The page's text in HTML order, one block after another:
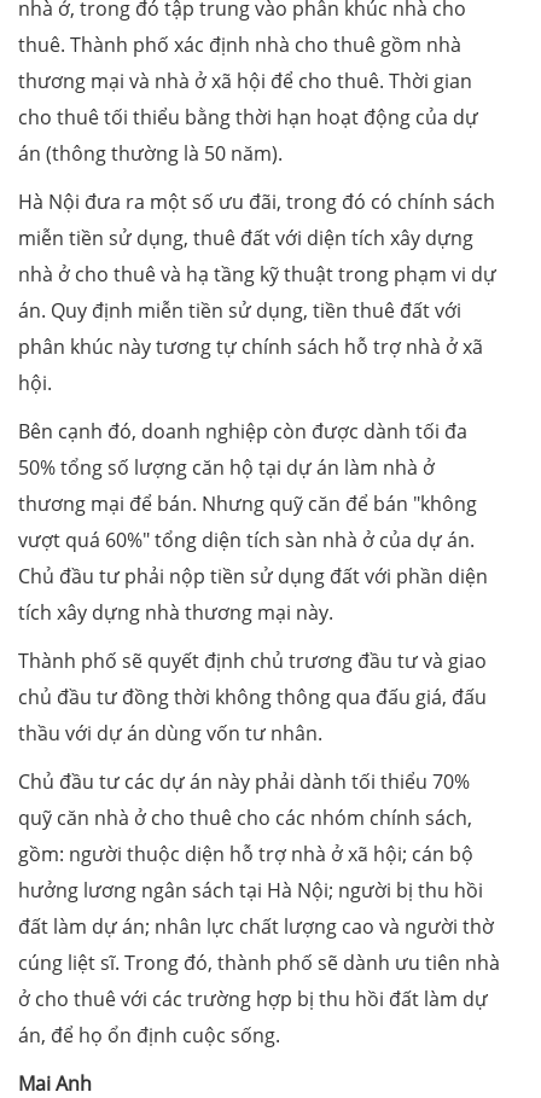
nhà ở, trong đó tập trung vào phân khúc nhà cho
thuê. Thành phố xác định nhà cho thuê gồm nhà
thương mại và nhà ở xã hội để cho thuê. Thời gian
cho thuê tối thiểu bằng thời hạn hoạt động của dự
án (thông thường là 50 năm).
Hà Nội đưa ra một số ưu đãi, trong đó có chính sách
miễn tiền sử dụng, thuê đất với diện tích xây dựng
nhà ở cho thuê và hạ tầng kỹ thuật trong phạm vi dự
án. Quy định miễn tiền sử dụng, tiền thuê đất với
phân khúc này tương tự chính sách hỗ trợ nhà ở xã
hội.
Bên cạnh đó, doanh nghiệp còn được dành tối đa
50% tổng số lượng căn hộ tại dự án làm nhà ở
thương mại để bán. Nhưng quỹ căn để bán "không
vượt quá 60%" tổng diện tích sàn nhà ở của dự án.
Chủ đầu tư phải nộp tiền sử dụng đất với phần diện
tích xây dựng nhà thương mại này.
Thành phố sẽ quyết định chủ trương đầu tư và giao
chủ đầu tư đồng thời không thông qua đấu giá, đấu
thầu với dự án dùng vốn tư nhân.
Chủ đầu tư các dự án này phải dành tối thiểu 70%
quỹ căn nhà ở cho thuê cho các nhóm chính sách,
gồm: người thuộc diện hỗ trợ nhà ở xã hội; cán bộ
hưởng lương ngân sách tại Hà Nội; người bị thu hồi
đất làm dự án; nhân lực chất lượng cao và người thờ
cúng liệt sĩ. Trong đó, thành phố sẽ dành ưu tiên nhà
ở cho thuê với các trường hợp bị thu hồi đất làm dự
án, để họ ổn định cuộc sống.
Mai Anh